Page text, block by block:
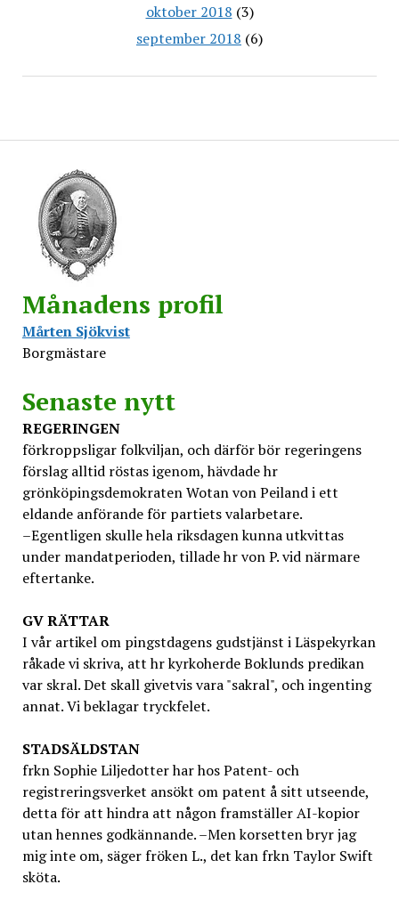
Månadens profil
Mårten Sjökvist
Borgmästare
Senaste nytt
REGERINGEN
förkroppsligar folkviljan, och därför bör regeringens
förslag alltid röstas igenom, hävdade hr
grönköpingsdemokraten Wotan von Peiland i ett
eldande anförande för partiets valarbetare.
–Egentligen skulle hela riksdagen kunna utkvittas
under mandatperioden, tillade hr von P. vid närmare
eftertanke.
GVRÄTTAR
I vår artikel om pingstdagens gudstjänst i Läspekyrkan
råkade vi skriva, att hr kyrkoherde Boklunds predikan
var skral. Det skall givetvis vara "sakral", och ingenting
annat. Vi beklagar tryckfelet.
STADSÄLDSTAN
frkn Sophie Liljedotter har hos Patent- och
registreringsverket ansökt om patent å sitt utseende,
detta för att hindra att någon framställer AI-kopior
utan hennes godkännande. –Men korsetten bryr jag
mig inte om, säger fröken L., det kan frkn Taylor Swift
sköta.
oktober 2018 (3)
september 2018 (6)